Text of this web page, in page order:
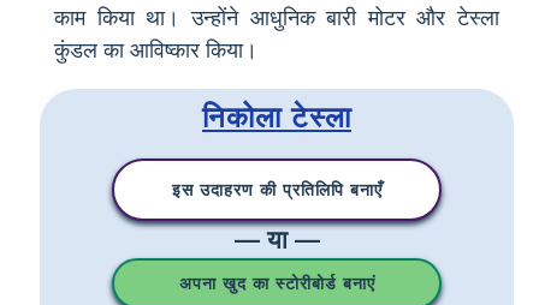
काम किया था। उन्होंने आधुनिक बारी मोटर और टेस्ला
कुंडल का आविष्कार किया।
निकोला टेस्ला
इस उदाहरण की प्रतिलिपि बनाएँ
— या —
अपना खुद का स्टोरीबोर्ड बनाएं